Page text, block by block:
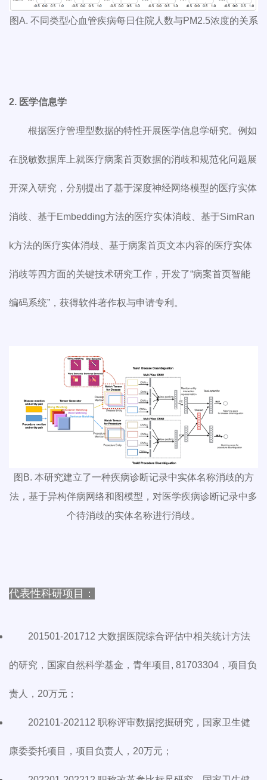
图A. 不同类型心血管疾病每日住院人数与PM2.5浓度的关系
2. 医学信息学
根据医疗管理型数据的特性开展医学信息学研究。例如
在脱敏数据库上就医疗病案首页数据的消歧和规范化问题展
开深入研究，分别提出了基于深度神经网络模型的医疗实体
消歧、基于Embedding方法的医疗实体消歧、基于SimRan
k方法的医疗实体消歧、基于病案首页文本内容的医疗实体
消歧等四方面的关键技术研究工作，开发了“病案首页智能
编码系统”，获得软件著作权与申请专利。
图B. 本研究建立了一种疾病诊断记录中实体名称消歧的方
法，基于异构伴病网络和图模型，对医学疾病诊断记录中多
个待消歧的实体名称进行消歧。
代表性科研项目：
201501-201712 大数据医院综合评估中相关统计方法
的研究，国家自然科学基金，青年项目, 81703304，项目负
责人，20万元；
202101-202112 职称评审数据挖掘研究，国家卫生健
康委委托项目，项目负责人，20万元；